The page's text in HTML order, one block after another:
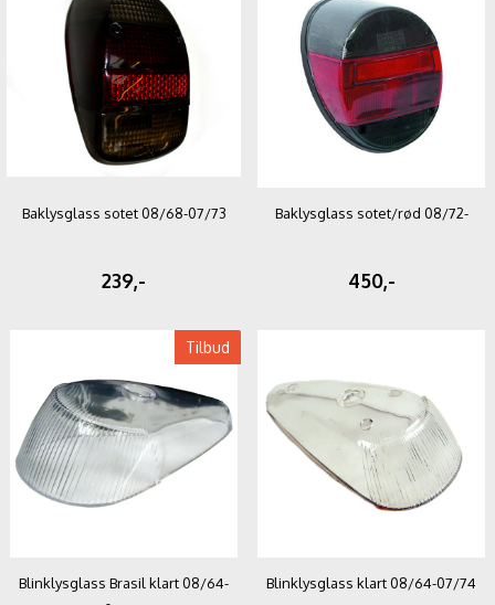
Baklysglass sotet 08/68-07/73
239,-
Baklysglass sotet/rød 08/72-
450,-
Tilbud
Blinklysglass Brasil klart 08/64-
Blinklysglass klart 08/64-07/74